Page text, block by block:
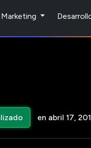
Marketing
en abril 17,